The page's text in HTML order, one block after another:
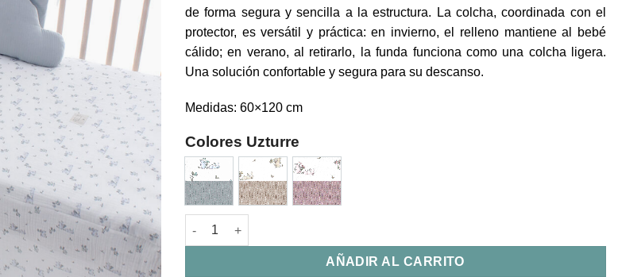
de forma segura y sencilla a la estructura. La colcha, coordinada con el
protector, es versátil y práctica: en invierno, el relleno mantiene al bebé
cálido; en verano, al retirarlo, la funda funciona como una colcha ligera.
Una solución confortable y segura para su descanso.
Medidas: 60×120 cm
Colores Uzturre
Colcha y Protector Cuna Pablo Uzturre cantidad
AÑADIR AL CARRITO